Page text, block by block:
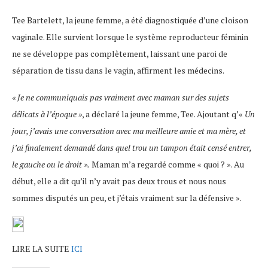
Tee Bartelett, la jeune femme, a été diagnostiquée d’une cloison
vaginale. Elle survient lorsque le système reproducteur féminin
ne se développe pas complètement, laissant une paroi de
séparation de tissu dans le vagin, affirment les médecins.
« Je ne communiquais pas vraiment avec maman sur des sujets
délicats à l’époque », a déclaré la jeune femme, Tee. Ajoutant q’« Un
jour, j’avais une conversation avec ma meilleure amie et ma mère, et
j’ai finalement demandé dans quel trou un tampon était censé entrer,
le gauche ou le droit ». Maman m’a regardé comme « quoi ? ». Au
début, elle a dit qu’il n’y avait pas deux trous et nous nous
sommes disputés un peu, et j’étais vraiment sur la défensive ».
LIRE LA SUITE ICI